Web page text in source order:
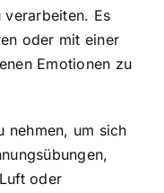
Es
oder mit einer
Emotionen zu
nehmen, um sich
oder